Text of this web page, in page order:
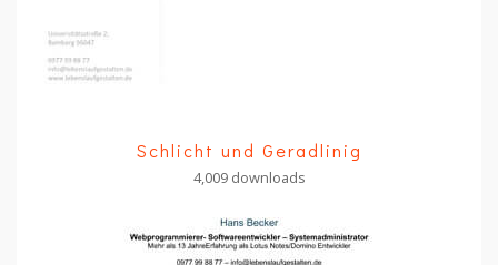
Schlicht und Geradlinig
4,009 downloads